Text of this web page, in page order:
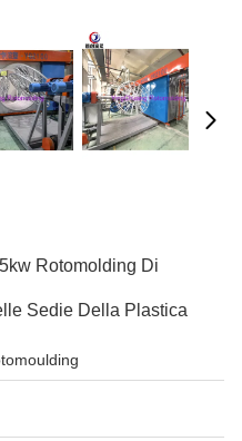
Rotomolding Di
Sedie Della Plastica